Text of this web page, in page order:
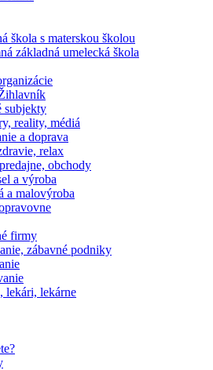
škola s materskou školou
základná umelecká škola
subjekty
reality, médiá
a doprava
relax
obchody
a výroba
a malovýroba
firmy
zábavné podniky
lekári, lekárne